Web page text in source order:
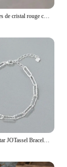
Bracelet en perles de cristal rouge carillon pour femme, cuir chevelu d'érable, pendentif plume de papillon, cadeau de bijoux de navire de chia, mode, nouveau
Niche Design Star JOTassel Bracelet pour Femme, Perles de Clip Bleu, Bracelet Corde artificiel astique, Bijoux pour Meilleur Ami, Cadeaux